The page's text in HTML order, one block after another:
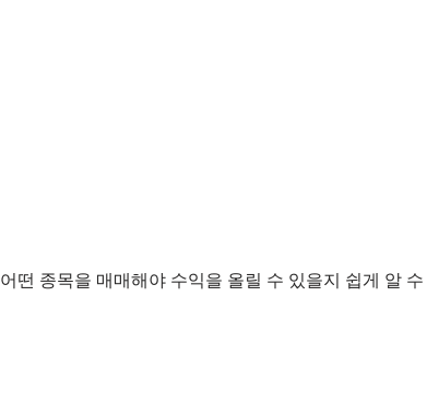
떤 종목을 매매해야 수익을 올릴 수 있을지 쉽게 알